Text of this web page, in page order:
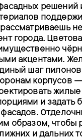
города.
акцентами.
шаг
корпусов
и задать
фасадов.
образом, чтобы
и дальних